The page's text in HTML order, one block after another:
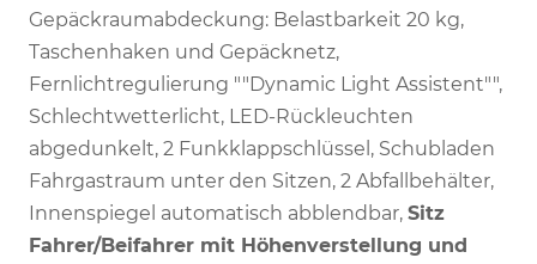
Gepäckraumabdeckung: Belastbarkeit 20 kg,
Taschenhaken und Gepäcknetz,
Fernlichtregulierung ""Dynamic Light Assistent"",
Schlechtwetterlicht, LED-Rückleuchten
abgedunkelt, 2 Funkklappschlüssel, Schubladen
Fahrgastraum unter den Sitzen, 2 Abfallbehälter,
Innenspiegel automatisch abblendbar, Sitz
Fahrer/Beifahrer mit Höhenverstellung und